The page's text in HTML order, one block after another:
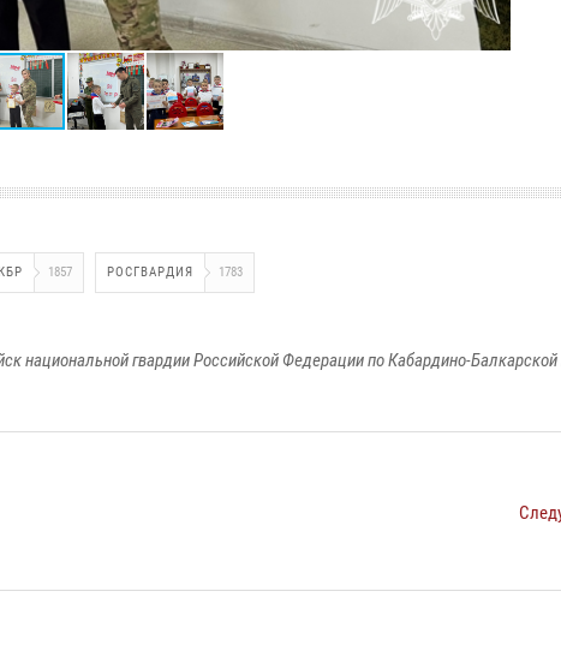
1857 РОСГВАРДИЯ 1783
национальной гвардии Российской Федерации по Кабардино-Балкарской